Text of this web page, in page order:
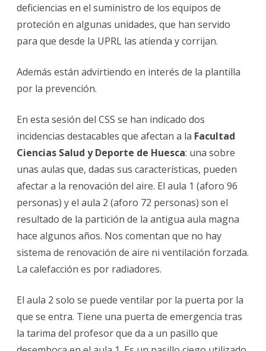
deficiencias en el suministro de los equipos de
proteción en algunas unidades, que han servido
para que desde la UPRL las atienda y corrijan.
Además están advirtiendo en interés de la plantilla
por la prevención.
En esta sesión del CSS se han indicado dos
incidencias destacables que afectan a la Facultad
Ciencias Salud y Deporte de Huesca: una sobre
unas aulas que, dadas sus características, pueden
afectar a la renovación del aire. El aula 1 (aforo 96
personas) y el aula 2 (aforo 72 personas) son el
resultado de la partición de la antigua aula magna
hace algunos años. Nos comentan que no hay
sistema de renovación de aire ni ventilación forzada.
La calefacción es por radiadores.
El aula 2 solo se puede ventilar por la puerta por la
que se entra. Tiene una puerta de emergencia tras
la tarima del profesor que da a un pasillo que